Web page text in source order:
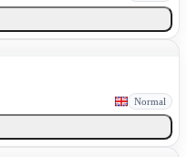
Normal